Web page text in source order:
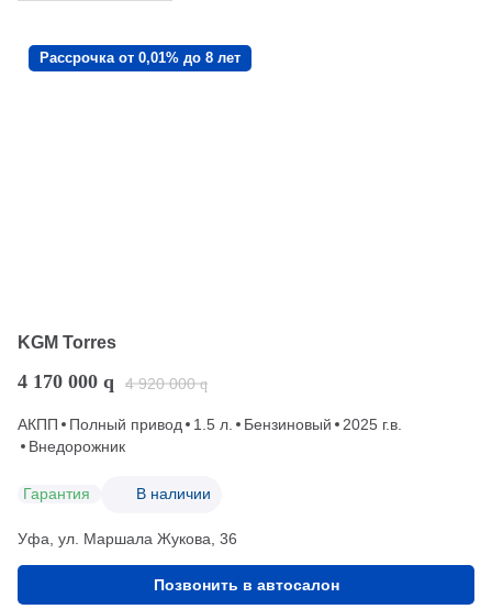
Рассрочка от 0,01% до 8 лет
KGM Torres
4 170 000 q 4 920 000 q
АКПП Полный привод 1.5 л. Бензиновый
2025 г.в.
Внедорожник
Гарантия В наличии
Уфа, ул. Маршала Жукова, 36
Позвонить в автосалон